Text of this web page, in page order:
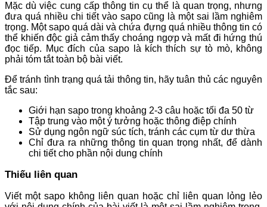
Mặc dù việc cung cấp thông tin cụ thể là quan trọng, nhưng
đưa quá nhiều chi tiết vào sapo cũng là một sai lầm nghiêm
trọng. Một sapo quá dài và chứa đựng quá nhiều thông tin có
thể khiến độc giả cảm thấy choáng ngợp và mất đi hứng thú
đọc tiếp. Mục đích của sapo là kích thích sự tò mò, không
phải tóm tắt toàn bộ bài viết.
Để tránh tình trạng quá tải thông tin, hãy tuân thủ các nguyên
tắc sau:
Giới hạn sapo trong khoảng 2-3 câu hoặc tối đa 50 từ
Tập trung vào một ý tưởng hoặc thông điệp chính
Sử dụng ngôn ngữ súc tích, tránh các cụm từ dư thừa
Chỉ đưa ra những thông tin quan trọng nhất, để dành
chi tiết cho phần nội dung chính
Thiếu liên quan
Viết một sapo không liên quan hoặc chỉ liên quan lỏng lẻo